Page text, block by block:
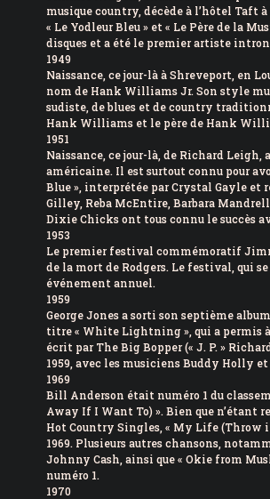
musique country, décède à l’hôtel Taft à
« Le Yodleur Bleu » et « Le Père de la
disques et a été le premier artiste
1949
Naissance, ce jour-là à Shreveport, en
nom de Hank Williams Jr. Son style
sudiste, de blues et de country
Hank Williams et le père de Hank
1951
Naissance, ce jour-là, de Richard
américaine. Il est surtout connu pour
Blue », interprétée par Crystal Gayle et
Gilley, Reba McEntire, Barbara
Dixie Chicks ont tous connu le succès
1953
Le premier festival commémoratif
de la mort de Rodgers. Le festival, qui
événement annuel.
1959
George Jones a sorti son septième
titre « White Lightning », qui a permis
écrit par The Big Bopper (« J. P. »
1959, avec les musiciens Buddy Holly
1969
Bill Anderson était numéro 1 du
Away If I Want To) ». Bien que n’étant
Hot Country Singles, « My Life (Throw
1969. Plusieurs autres chansons,
Johnny Cash, ainsi que « Okie from
numéro 1.
1970